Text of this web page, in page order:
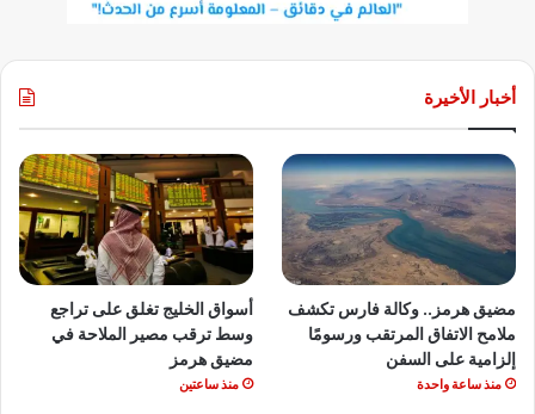
أخبار الأخيرة
مضيق هرمز.. وكالة فارس تكشف
ملامح الاتفاق المرتقب ورسومًا
إلزامية على السفن
منذ ساعة واحدة
أسواق الخليج تغلق على تراجع
وسط ترقب مصير الملاحة في
مضيق هرمز
منذ ساعتين